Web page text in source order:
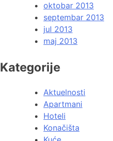
oktobar 2013
septembar 2013
jul 2013
maj 2013
Kategorije
Aktuelnosti
Apartmani
Hoteli
Konačišta